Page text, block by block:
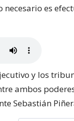
es
y los
ambos
Sebastián